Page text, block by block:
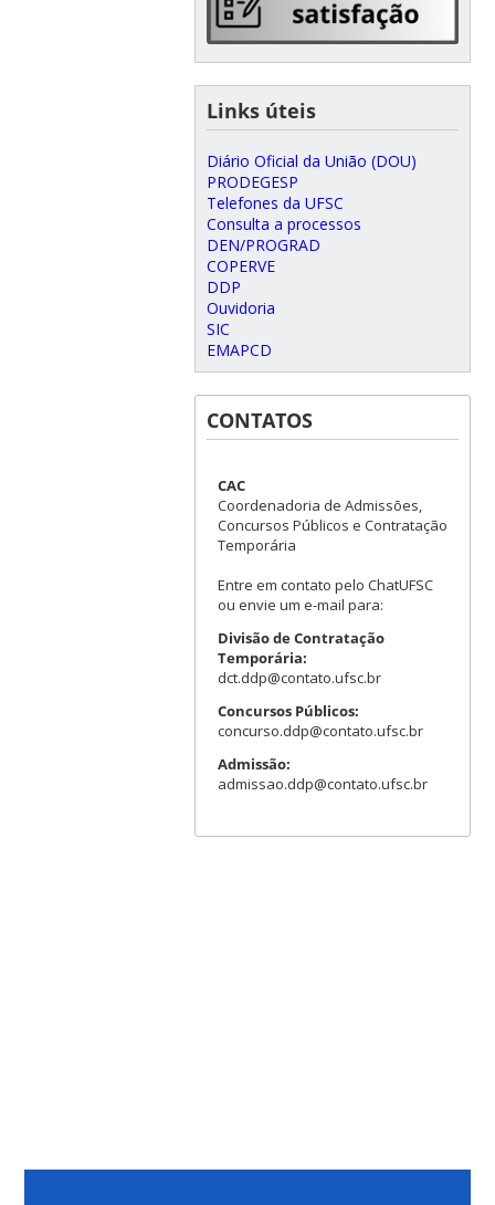
Links úteis
Diário Oficial da União (DOU)
PRODEGESP
Telefones da UFSC
Consulta a processos
DEN/PROGRAD
COPERVE
DDP
Ouvidoria
SIC
EMAPCD
CONTATOS
CAC
Coordenadoria de Admissões,
Concursos Públicos e Contratação
Temporária
Entre em contato pelo ChatUFSC
ou envie um e-mail para:
Divisão de Contratação
Temporária:
dct.ddp@contato.ufsc.br
Concursos Públicos:
concurso.ddp@contato.ufsc.br
Admissão:
admissao.ddp@contato.ufsc.br